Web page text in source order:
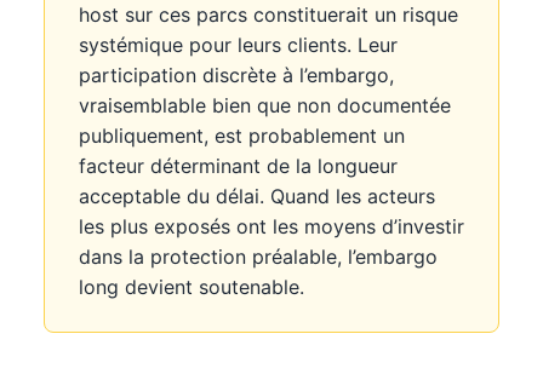
host sur ces parcs constituerait un risque
systémique pour leurs clients. Leur
participation discrète à l’embargo,
vraisemblable bien que non documentée
publiquement, est probablement un
facteur déterminant de la longueur
acceptable du délai. Quand les acteurs
les plus exposés ont les moyens d’investir
dans la protection préalable, l’embargo
long devient soutenable.